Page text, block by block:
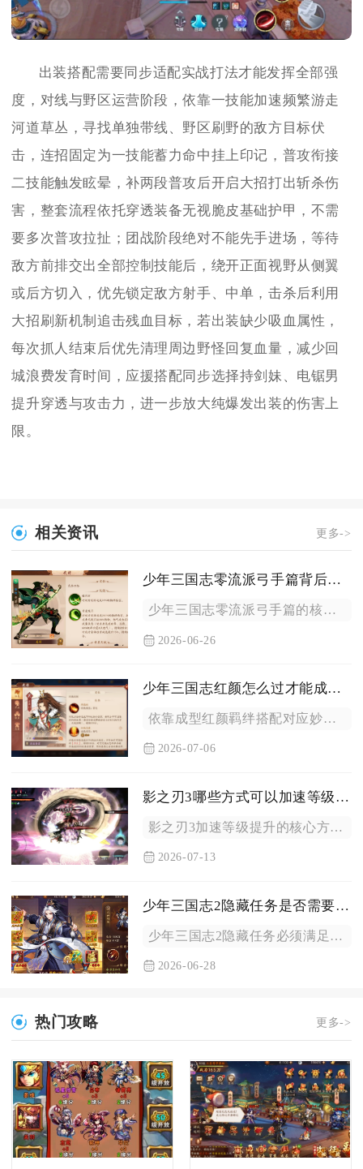
出装搭配需要同步适配实战打法才能发挥全部强
度，对线与野区运营阶段，依靠一技能加速频繁游走
河道草丛，寻找单独带线、野区刷野的敌方目标伏
击，连招固定为一技能蓄力命中挂上印记，普攻衔接
二技能触发眩晕，补两段普攻后开启大招打出斩杀伤
害，整套流程依托穿透装备无视脆皮基础护甲，不需
要多次普攻拉扯；团战阶段绝对不能先手进场，等待
敌方前排交出全部控制技能后，绕开正面视野从侧翼
或后方切入，优先锁定敌方射手、中单，击杀后利用
大招刷新机制追击残血目标，若出装缺少吸血属性，
每次抓人结束后优先清理周边野怪回复血量，减少回
城浪费发育时间，应援搭配同步选择持剑妹、电锯男
提升穿透与攻击力，进一步放大纯爆发出装的伤害上
限。
相关资讯 更多->
少年三国志零流派弓手篇背后的开发团队有哪些人员
少年三国志零流派弓手篇的核心研发团队由游族网络旗下制作人老牛...
2026-06-26
少年三国志红颜怎么过才能成功夺取资源点
依靠成型红颜羁绊搭配对应妙符、精准把控资源点争夺时段、分层筛...
2026-07-06
影之刃3哪些方式可以加速等级提升
影之刃3加速等级提升的核心方式分为主线支线任务推进、高收益副...
2026-07-13
少年三国志2隐藏任务是否需要特定条件
少年三国志2隐藏任务必须满足特定条件才能触发，无随机触发或无...
2026-06-28
热门攻略 更多->